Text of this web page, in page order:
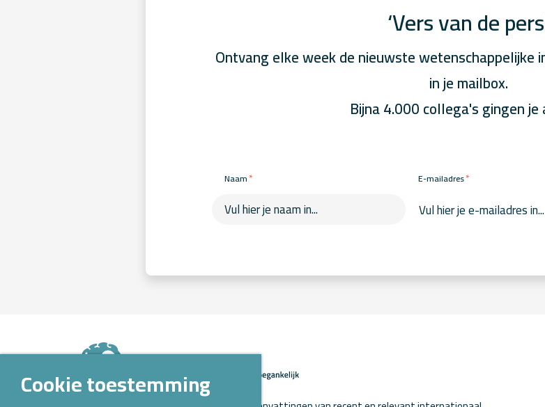
‘Vers van de
Ontvang elke week de nieuwste wetenschappelijke
in je mailbox.
Bijna 4.000 collega's gingen je
Naam* E-mailadres*
Cookie toestemming